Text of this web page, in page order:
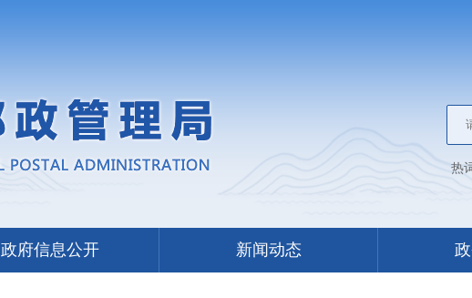
热
政府信息公开 新闻动态